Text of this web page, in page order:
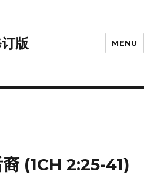
版 MENU
(1CH 2:25-41)